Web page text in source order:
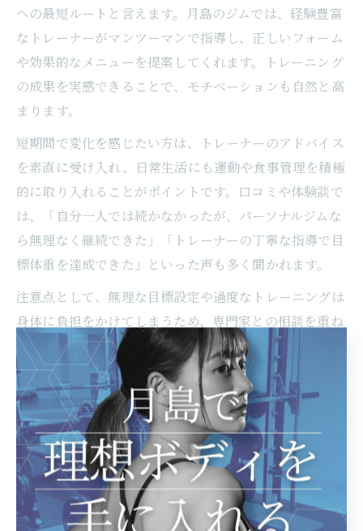
への最短ルートと言えます。月島のジムでは、経験豊富
なトレーナーがマンツーマンで指導し、正しいフォーム
や効果的なメニューを提案してくれます。トレーニング
の成果を実感できることで、モチベーションも自然と高
まります。
短期間で変化を感じたい方は、トレーナーのアドバイス
を素直に受け入れ、日常生活にも運動や食事管理を積極
的に取り入れることがポイントです。口コミや体験談で
は、「自分一人では続かなかったが、パーソナルジムな
ら無理なく継続できた」「トレーナーの丁寧な指導で目
標体重を達成できた」といった声も多く聞かれます。
注意点として、無理な目標設定や過度なトレーニングは
身体に負担をかけてしまうため、専門家との相談を重ね
ながら進めることが大切です。自分に合ったジムを見つ
け、プロのサポートを活用することで、理想の体型へと
近づく第一歩を踏み出せます。
パーソナルジム選びが月島で成功
の鍵となる理由